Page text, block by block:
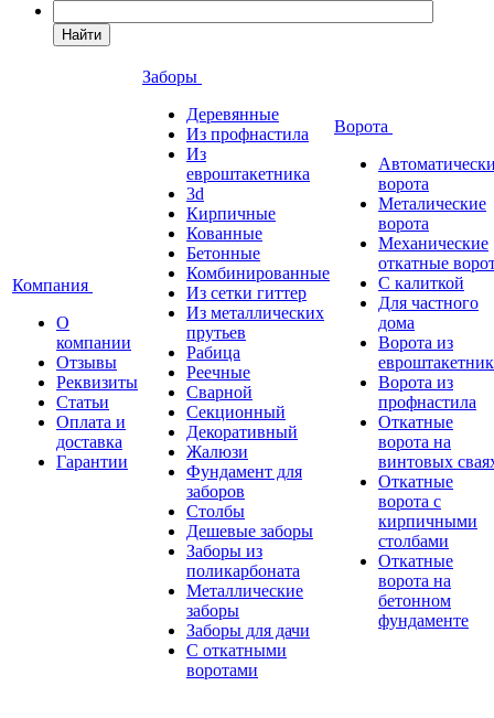
Найти
Компания
О
компании
Отзывы
Реквизиты
Статьи
Оплата и
доставка
Гарантии
Заборы
Деревянные
Из профнастила
Из
евроштакетника
3d
Кирпичные
Кованные
Бетонные
Комбинированные
Из сетки гиттер
Из металлических
прутьев
Рабица
Реечные
Сварной
Секционный
Декоративный
Жалюзи
Фундамент для
заборов
Столбы
Дешевые заборы
Заборы из
поликарбоната
Металлические
заборы
Заборы для дачи
С откатными
воротами
Ворота
ворота
Металические
ворота
Механические
откатные
С калиткой
Для частного
дома
Ворота из
Ворота из
профнастила
Откатные
ворота на
винтовых
Откатные
ворота с
кирпичными
столбами
Откатные
ворота на
бетонном
фундаменте